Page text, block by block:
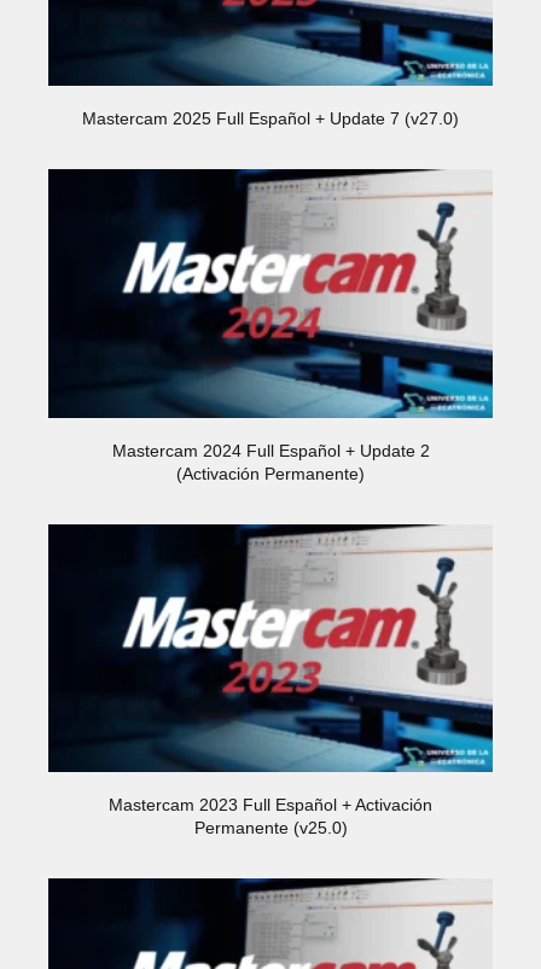
Mastercam 2025 Full Español + Update 7 (v27.0)
Mastercam 2024 Full Español + Update 2
(Activación Permanente)
Mastercam 2023 Full Español + Activación
Permanente (v25.0)